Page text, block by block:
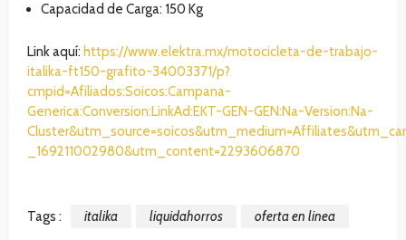
Capacidad de Carga: 150 Kg
Link aquí: https://www.elektra.mx/motocicleta-de-trabajo-
italika-ft150-grafito-34003371/p?
cmpid=Afiliados:Soicos:Campana-
Generica:Conversion:LinkAd:EKT-GEN-GEN:Na-Version:Na-
_169211002980&utm_content=2293606870
Tags : italika liquidahorros oferta en linea